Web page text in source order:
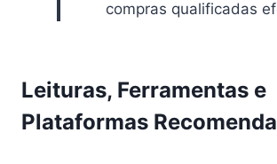
compras qualificadas
Leituras, Ferramentas e
Plataformas